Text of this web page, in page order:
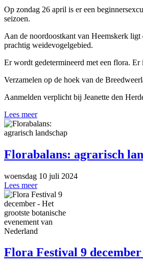
Op zondag 26 april is er een
seizoen.
Aan de noordoostkant van Heemskerk
prachtig weidevogelgebied.
Er wordt gedetermineerd met een flora.
Verzamelen op de hoek van de
Aanmelden verplicht bij Jeanette den
Lees meer
Florabalans: agrarisch
woensdag 10 juli 2024
Lees meer
Flora Festival 9